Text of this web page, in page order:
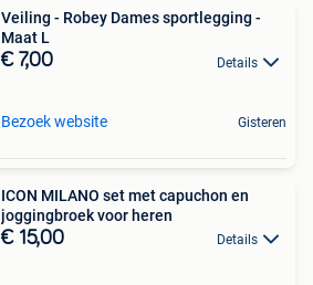
Veiling - Robey Dames sportlegging -
Maat L
€ 7,00 Details
Bezoek website Gisteren
ICON MILANO set met capuchon en
joggingbroek voor heren
€ 15,00 Details